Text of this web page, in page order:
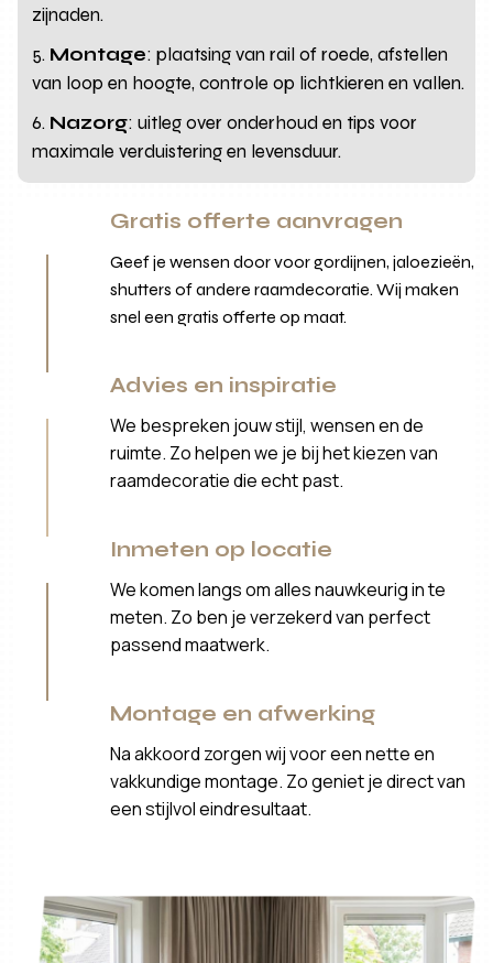
zijnaden.
Montage: plaatsing van rail of roede, afstellen
van loop en hoogte, controle op lichtkieren en vallen.
Nazorg: uitleg over onderhoud en tips voor
maximale verduistering en levensduur.
Gratis offerte aanvragen
Geef je wensen door voor gordijnen, jaloezieën,
shutters of andere raamdecoratie. Wij maken
snel een gratis offerte op maat.
Advies en inspiratie
We bespreken jouw stijl, wensen en de
ruimte. Zo helpen we je bij het kiezen van
raamdecoratie die echt past.
Inmeten op locatie
We komen langs om alles nauwkeurig in te
meten. Zo ben je verzekerd van perfect
passend maatwerk.
Montage en afwerking
Na akkoord zorgen wij voor een nette en
vakkundige montage. Zo geniet je direct van
een stijlvol eindresultaat.